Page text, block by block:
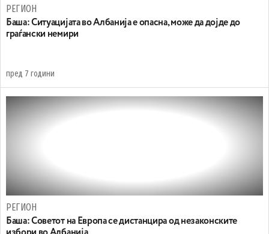
РЕГИОН
Баша: Ситуацијата во Албанија е опасна, може да дојде до
граѓански немири
пред 7 години
РЕГИОН
Баша: Советот на Европа се дистанцира од незаконските